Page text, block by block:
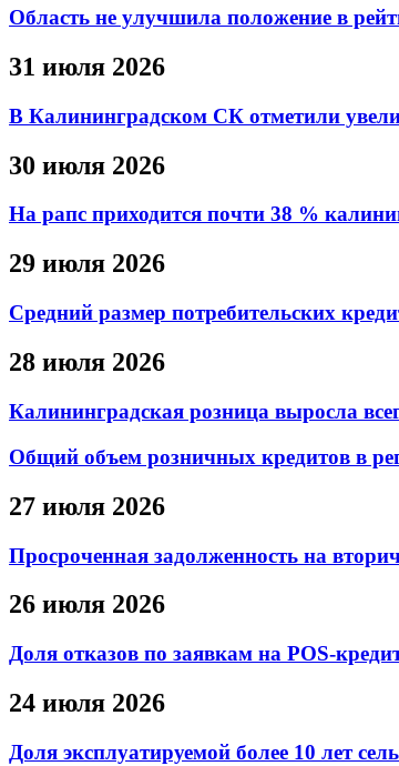
Область не улучшила положение в
31 июля 2026
В Калининградском СК отметили
30 июля 2026
На рапс приходится почти 38 %
29 июля 2026
Средний размер потребительских
28 июля 2026
Калининградская розница выросла
Общий объем розничных кредитов в
27 июля 2026
Просроченная задолженность на
26 июля 2026
Доля отказов по заявкам на POS-
24 июля 2026
Доля эксплуатируемой более 10 лет